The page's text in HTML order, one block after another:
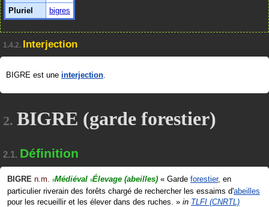
Pluriel
bigres
1.4.2. Interjection
BIGRE est une interjection.
2. BIGRE (garde forestier)
2.1. Définition
BIGRE n.m. #Médiéval #Élevage (abeilles) « Garde forestier, en
particulier riverain des forêts chargé de rechercher les essaims d'abeilles
pour les recueillir et les élever dans des ruches. » in TLFI (CNRTL)